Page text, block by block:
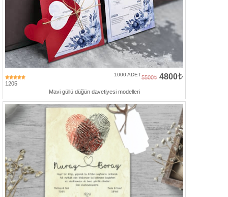
1205
5500 4800
1000 ADET
Mavi güllü düğün davetiyesi modelleri